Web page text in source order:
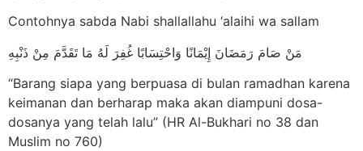
Contohnya sabda Nabi shallallahu ‘alaihi wa sallam
مَنْ صَامَ رَمَضَانَ إِيْمَانًا وَاحْتِسَابًا غُفِرَ لَهُ مَا تَقَدَّمَ مِنْ ذَنْبِهِ
“Barang siapa yang berpuasa di bulan ramadhan karena
keimanan dan berharap maka akan diampuni dosa-
dosanya yang telah lalu” (HR Al-Bukhari no 38 dan
Muslim no 760)